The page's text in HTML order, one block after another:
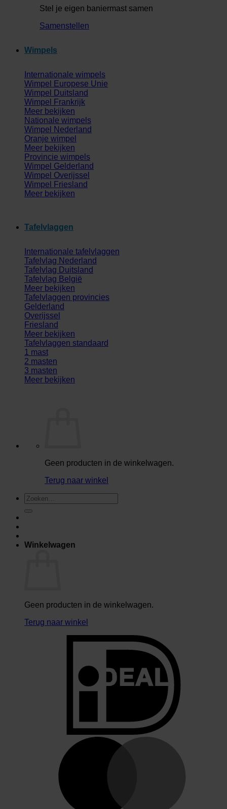
Stel je eigen baniermast samen
Samenstellen
Wimpels
Internationale wimpels
Wimpel Europese Unie
Wimpel Duitsland
Wimpel Frankrijk
Meer bekijken
Nationale wimpels
Wimpel Nederland
Oranje wimpel
Meer bekijken
Provincie wimpels
Wimpel Gelderland
Wimpel Overijssel
Wimpel Friesland
Meer bekijken
Tafelvlaggen
Internationale tafelvlaggen
Tafelvlag Nederland
Tafelvlag Duitsland
Tafelvlag België
Meer bekijken
Tafelvlaggen provincies
Gelderland
Overijssel
Friesland
Meer bekijken
Tafelvlaggen standaard
1 mast
2 masten
3 masten
Meer bekijken
Geen producten in de winkelwagen.
Terug naar winkel
Zoeken
naar:
Winkelwagen
Geen producten in de winkelwagen.
Terug naar winkel